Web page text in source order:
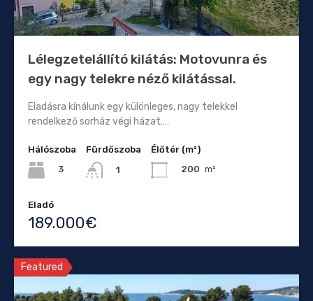
Lélegzetelállító kilátás: Motovunra és
egy nagy telekre néző kilátással.
Eladásra kínálunk egy különleges, nagy telekkel
rendelkező sorház végi házat.…
Hálószoba
3
Fürdőszoba
1
Élőtér (m²)
200 m²
Eladó
189.000€
Featured